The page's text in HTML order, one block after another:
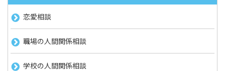
恋愛相談
職場の人間関係相談
学校の人間関係相談